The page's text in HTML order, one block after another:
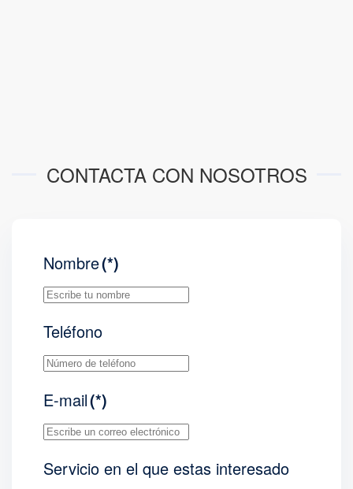
CONTACTA CON NOSOTROS
Nombre(*)
Teléfono
E-mail(*)
Servicio en el que estas interesado